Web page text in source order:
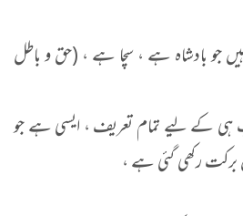
جو بادشاہ ہے ، سچا ہے ، (حق و باطل
کے لیے تمام تعریف ، ایسی ہے جو
برکت رکھی گئی ہے ،